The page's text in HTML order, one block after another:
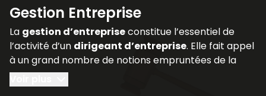
le sous-menu Vos besoins
Gestion Entreprise
La gestion d’entrepriseconstitue l’essentiel de
l’activité d’un dirigeant d’entreprise. Elle fait appel
à un grand nombre de notions empruntées de la
comptabilité, de la finance (
moyen de la